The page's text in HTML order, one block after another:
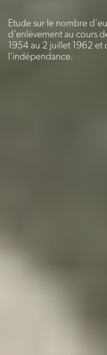
Etude sur le nombre
d'enlèvement au cours
1954 au 2 juillet 1962 et
l'indépendance.